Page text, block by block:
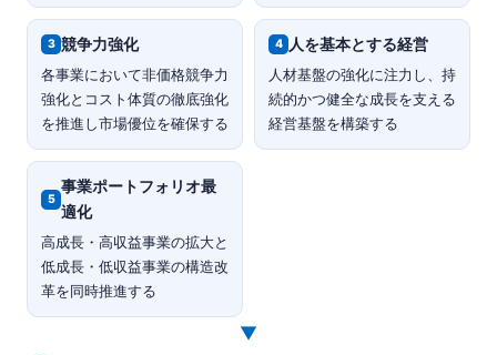
3 競争力強化
各事業において非価格競争力
強化とコスト体質の徹底強化
を推進し市場優位を確保する
4 人を基本とする経営
人材基盤の強化に注力し、持
続的かつ健全な成長を支える
経営基盤を構築する
5
事業ポートフォリオ最
適化
高成長・高収益事業の拡大と
低成長・低収益事業の構造改
革を同時推進する
▼